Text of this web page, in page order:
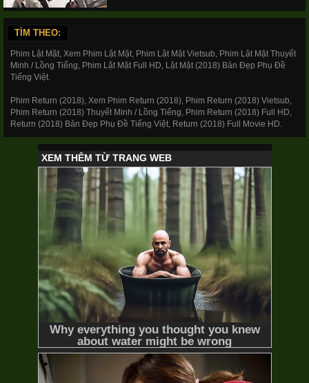
125/125 Lồng Tiếng Thiên Thần Nổi Giận The Return
Hwang Geum Bok 2016
41/41 Thuyết Minh Thần Điêu Đại Hiệp
TÌM THEO:
Phim Lật Mặt, Xem Phim Lật Mặt, Phim Lật Mặt Vietsub, Phim Lật Mặt Thuyết
Minh / Lồng Tiếng, Phim Lật Mặt Full HD, Lật Mặt (2018) Bản Đẹp Phụ Đề
Tiếng Việt.
Phim Return (2018), Xem Phim Return (2018), Phim Return (2018) Vietsub,
Phim Return (2018) Thuyết Minh / Lồng Tiếng, Phim Return (2018) Full HD,
Return (2018) Bản Đẹp Phụ Đề Tiếng Việt, Return (2018) Full Movie HD.